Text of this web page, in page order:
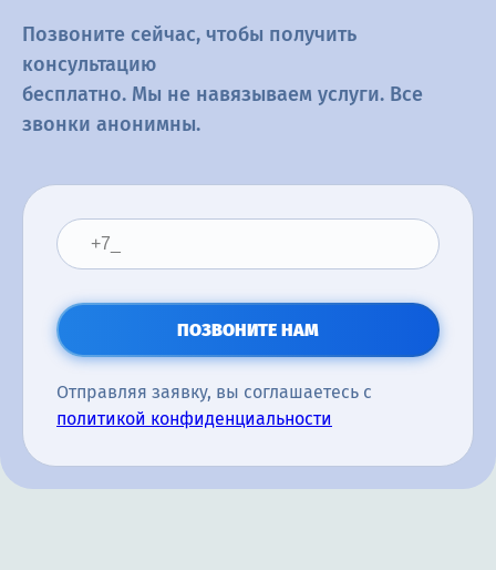
Позвоните сейчас, чтобы получить
консультацию
бесплатно. Мы не навязываем услуги. Все
звонки анонимны.
ПОЗВОНИТЕ НАМ
Отправляя заявку, вы соглашаетесь с
политикой конфиденциальности